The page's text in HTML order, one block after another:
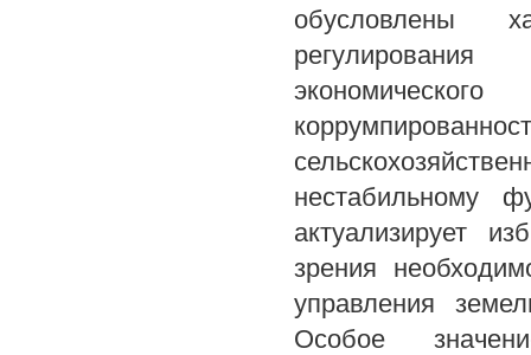
обусловлены
регулирования
нестабильному
актуализирует
зрения
управления
Особое